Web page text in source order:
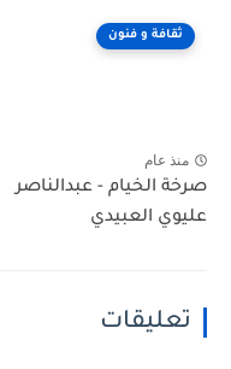
ثقافة و فنون
منذ عام
صرخة الخيام - عبدالناصر
عليوي العبيدي
تعليقات